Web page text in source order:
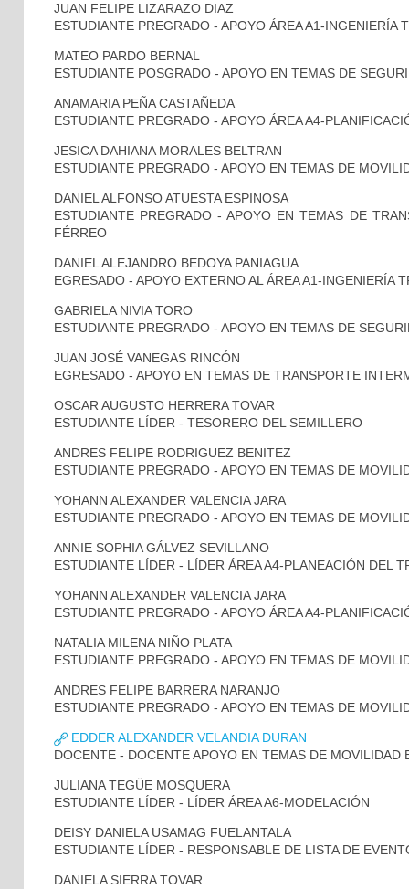
JUAN FELIPE LIZARAZO DIAZ
ESTUDIANTE PREGRADO - APOYO ÁREA A1-INGENIERÍA
MATEO PARDO BERNAL
ESTUDIANTE POSGRADO - APOYO EN TEMAS DE
ANAMARIA PEÑA CASTAÑEDA
ESTUDIANTE PREGRADO - APOYO ÁREA A4-
JESICA DAHIANA MORALES BELTRAN
ESTUDIANTE PREGRADO - APOYO EN TEMAS DE
DANIEL ALFONSO ATUESTA ESPINOSA
ESTUDIANTE PREGRADO - APOYO EN TEMAS DE
FÉRREO
DANIEL ALEJANDRO BEDOYA PANIAGUA
EGRESADO - APOYO EXTERNO AL ÁREA A1-INGENIERÍA
GABRIELA NIVIA TORO
ESTUDIANTE PREGRADO - APOYO EN TEMAS DE
JUAN JOSÉ VANEGAS RINCÓN
EGRESADO - APOYO EN TEMAS DE TRANSPORTE
OSCAR AUGUSTO HERRERA TOVAR
ESTUDIANTE LÍDER - TESORERO DEL SEMILLERO
ANDRES FELIPE RODRIGUEZ BENITEZ
ESTUDIANTE PREGRADO - APOYO EN TEMAS DE
YOHANN ALEXANDER VALENCIA JARA
ESTUDIANTE PREGRADO - APOYO EN TEMAS DE
ANNIE SOPHIA GÁLVEZ SEVILLANO
ESTUDIANTE LÍDER - LÍDER ÁREA A4-PLANEACIÓN DEL
YOHANN ALEXANDER VALENCIA JARA
ESTUDIANTE PREGRADO - APOYO ÁREA A4-
NATALIA MILENA NIÑO PLATA
ESTUDIANTE PREGRADO - APOYO EN TEMAS DE
ANDRES FELIPE BARRERA NARANJO
ESTUDIANTE PREGRADO - APOYO EN TEMAS DE
EDDER ALEXANDER VELANDIA DURAN
DOCENTE - DOCENTE APOYO EN TEMAS DE MOVILIDAD
JULIANA TEGÜE MOSQUERA
ESTUDIANTE LÍDER - LÍDER ÁREA A6-MODELACIÓN
DEISY DANIELA USAMAG FUELANTALA
ESTUDIANTE LÍDER - RESPONSABLE DE LISTA DE
DANIELA SIERRA TOVAR